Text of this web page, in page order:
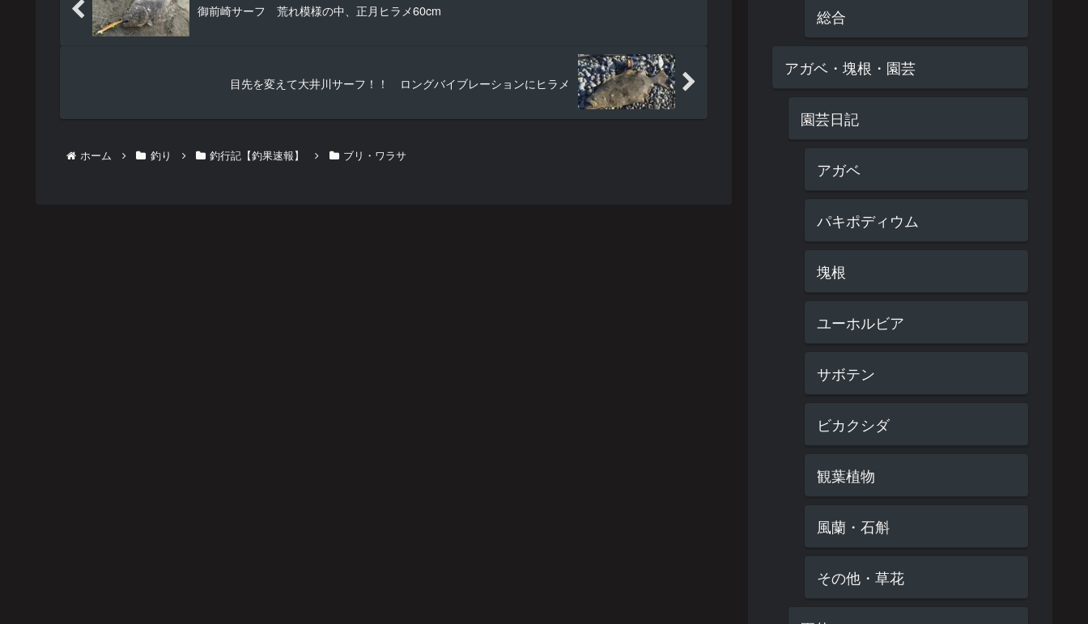
御前崎サーフ 荒れ模様の中、正月ヒラメ60cm
目先を変えて大井川サーフ！！ ロングバイブレーションにヒラメ
ホーム 釣り 釣行記【釣果速報】 ブリ・ワラサ
総合
アガベ・塊根・園芸
園芸日記
アガベ
パキポディウム
塊根
ユーホルビア
サボテン
ビカクシダ
観葉植物
風蘭・石斛
その他・草花